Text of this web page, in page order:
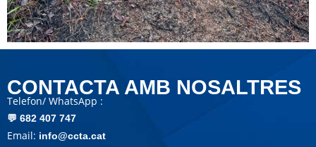
CONTACTA AMB NOSALTRES
Telefon/ WhatsApp :
💬 682 407 747
Email: info@ccta.cat